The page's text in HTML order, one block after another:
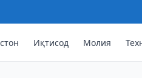
Иқтисод Молия